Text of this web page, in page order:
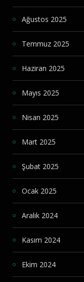
Ağustos 2025
Temmuz 2025
Haziran 2025
Mayıs 2025
Nisan 2025
Mart 2025
Şubat 2025
Ocak 2025
Aralık 2024
Kasım 2024
Ekim 2024